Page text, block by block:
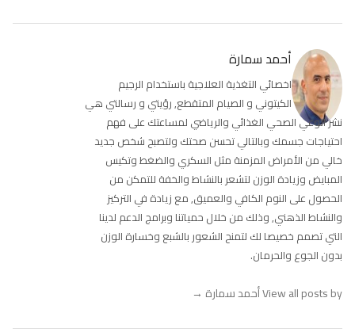
أحمد سمارة
اخصائي التغذية العلاجية باستخدام الرجيم
الكيتوني و الصيام المتقطع, رؤيتي و رسالتي هي
نشر الوعي الصحي الغذائي والرياضي لمساعتك على فهم
احتياجات جسمك وبالتالي تحسن صحتك ولتصبح شخص جديد
خالي من الأمراض المزمنة مثل السكري والضغط وتكيس
المبايض وزيادة الوزن لتشعر بالنشاط والخفة للتمكن من
الحصول على النوم الكافي والعميق, مع زيادة في التركيز
والنشاط الذهني, وذلك من خلال حمياتنا وبرامج الدعم لدينا
التي تصمم خصيصا لك لتمنح الشعور بالشبع وخسارة الوزن
بدون الجوع والحرمان.
View all posts by أحمد سمارة →